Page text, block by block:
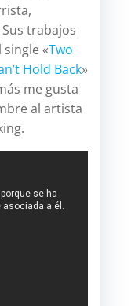
trabajos
«Two
Hold Back»
me gusta
al artista